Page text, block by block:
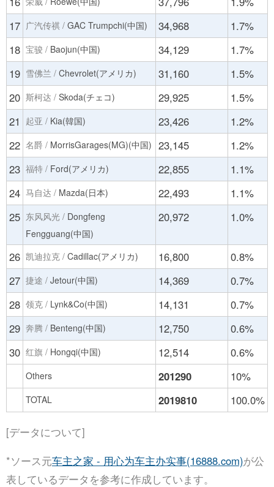
17 广汽传祺 / GAC Trumpchi(中国) 34,968
1.7%
18 宝骏 / Baojun(中国) 34,129
1.7%
19 雪佛兰 / Chevrolet(アメリカ) 31,160
1.5%
20 斯柯达 / Skoda(チェコ) 29,925
1.5%
21
起亚 / Kia(韓国) 23,426
1.2%
22 名爵 / MorrisGarages(MG)(中国) 23,145
1.2%
23 福特 / Ford(アメリカ) 22,855
1.1%
24 马自达 / Mazda(日本) 22,493
1.1%
25 东风风光 / Dongfeng
Fengguang(中国)
20,972 1.0%
26 凯迪拉克 / Cadillac(アメリカ) 16,800
0.8%
27 捷途 / Jetour(中国) 14,369
0.7%
28 领克 / Lynk&Co(中国) 14,131
0.7%
29 奔腾 / Benteng(中国) 12,750
0.6%
30 红旗 / Hongqi(中国) 12,514 0.6%
Others 201290 10%
TOTAL 2019810 100.0%
[データについて]
*ソース元车主之家 - 用心为车主办实事(16888.com)が公
表しているデータを参考に作成しています。